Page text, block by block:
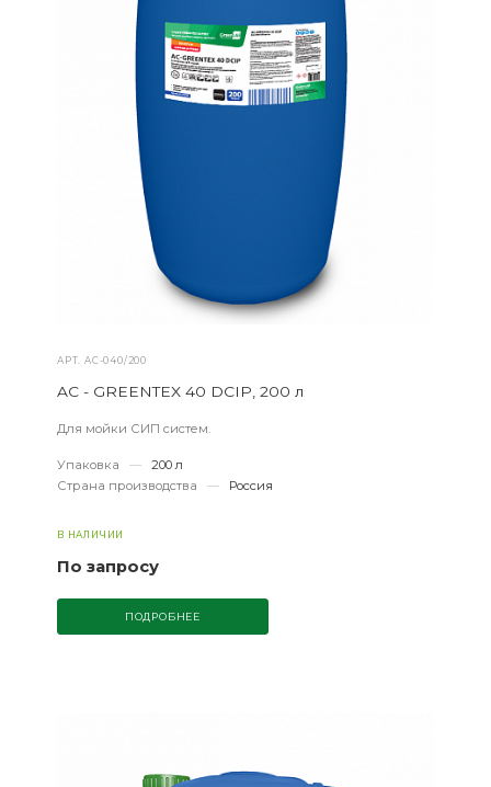
АРТ.AС-040/200
AC - GREENTEX 40 DCIP, 200 л
Для мойки СИП систем.
Упаковка —
200 л
Страна производства
— Россия
В НАЛИЧИИ
По запросу
ПОДРОБНЕЕ